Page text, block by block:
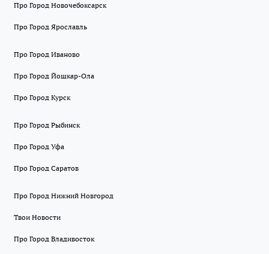
Про Город Новочебоксарск
Про Город Ярославль
Про Город Иваново
Про Город Йошкар-Ола
Про Город Курск
Про Город Рыбинск
Про Город Уфа
Про Город Саратов
Про Город Нижний Новгород
Твои Новости
Про Город Владивосток